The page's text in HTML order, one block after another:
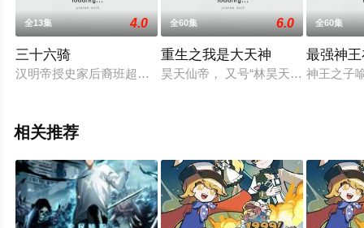
全13集 4.0
三十六骑
汉明帝授史家后裔班超青铜燕符，让他出使西域，寻找长生之
全60集 6.0
重生之我是大天神
昊天仙帝， 又号“林昊天”,被人陷害
全60集
最强神
神王之子
相关推荐